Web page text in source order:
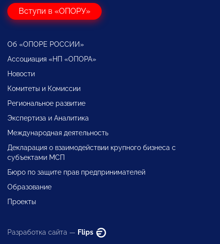
Вступи в «ОПОРУ»
Об «ОПОРЕ РОССИИ»
Ассоциация «НП «ОПОРА»
Новости
Комитеты и Комиссии
Региональное развитие
Экспертиза и Аналитика
Международная деятельность
Декларация о взаимодействии крупного бизнеса с
субъектами МСП
Бюро по защите прав предпринимателей
Образование
Проекты
Разработка сайта — Flips